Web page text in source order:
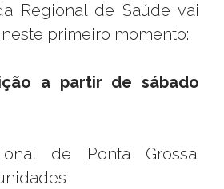
Regional de Saúde vai
primeiro momento:
a partir de sábado
de Ponta Grossa: